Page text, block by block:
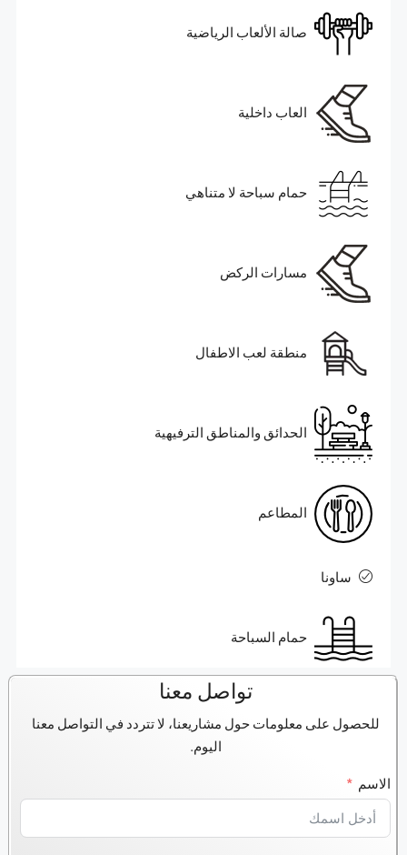
صالة الألعاب الرياضية
العاب داخلية
حمام سباحة لا متناهي
مسارات الركض
منطقة لعب الاطفال
الحدائق والمناطق الترفيهية
المطاعم
ساونا
حمام السباحة
تواصل معنا
للحصول على معلومات حول مشاريعنا، لا تتردد في التواصل معنا
اليوم.
الاسم